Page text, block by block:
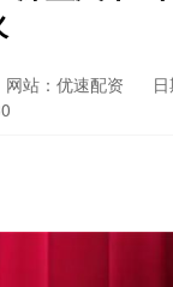
网站：优速配资